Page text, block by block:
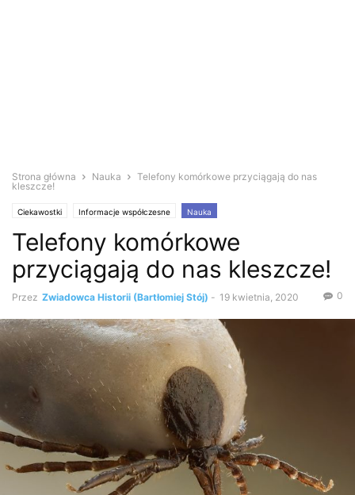
Strona główna Nauka
Telefony komórkowe przyciągają do nas
kleszcze!
Ciekawostki Informacje współczesne Nauka
Telefony komórkowe
przyciągają do nas kleszcze!
Przez Zwiadowca Historii (Bartłomiej Stój) - 19 kwietnia, 2020 0